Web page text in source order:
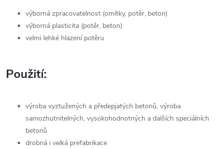
výborná zpracovatelnost (omítky, potěr, beton)
výborná plasticita (potěr, beton)
velmi lehké hlazení potěru
Použití:
výroba vyztužených a předepjatých betonů, výroba
samozhutnitelných, vysokohodnotných a dalších speciálních
betonů
drobná i velká prefabrikace